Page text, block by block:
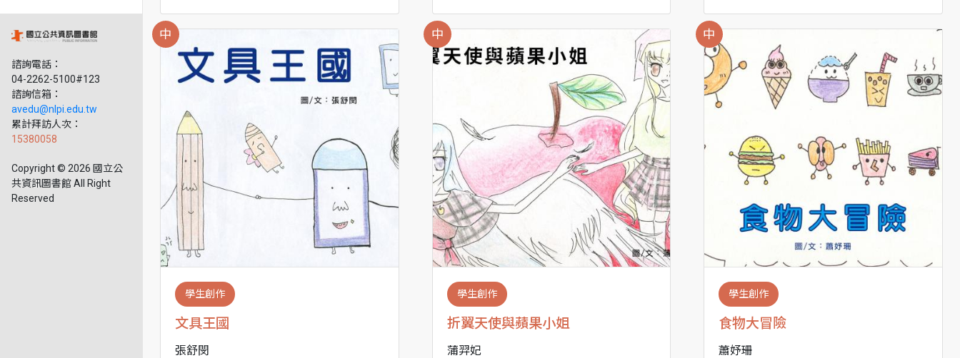
諮詢電話：
04-2262-5100#123
諮詢信箱：
avedu@nlpi.edu.tw
累計拜訪人次：
15380058
Copyright © 2026 國立公
共資訊圖書館 All Right
Reserved
中
學生創作
文具王國
張舒閔
中
學生創作
折翼天使與蘋果小姐
蒲羿妃
中
學生創作
食物大冒險
蕭妤珊